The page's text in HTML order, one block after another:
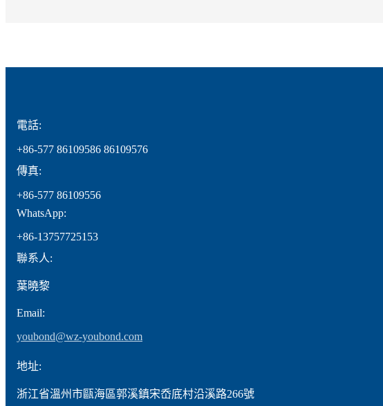
電話:
+86-577 86109586 86109576
傳真:
+86-577 86109556
WhatsApp:
+86-13757725153
聯系人:
葉曉黎
Email:
youbond@wz-youbond.com
地址:
浙江省溫州市甌海區郭溪鎮宋岙底村沿溪路266號